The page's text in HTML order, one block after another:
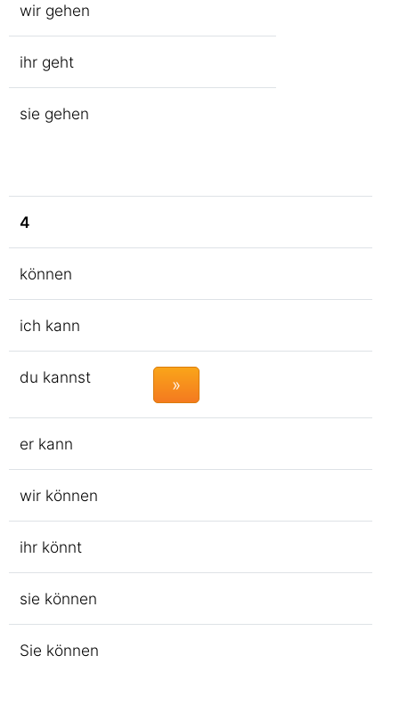
wir gehen
ihr geht
sie gehen
4
können
ich kann
du kannst »
er kann
wir können
ihr könnt
sie können
Sie können